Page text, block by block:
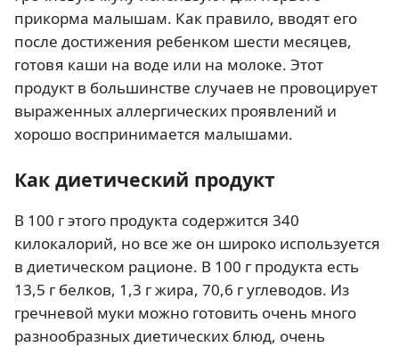
прикорма малышам. Как правило, вводят его
после достижения ребенком шести месяцев,
готовя каши на воде или на молоке. Этот
продукт в большинстве случаев не провоцирует
выраженных аллергических проявлений и
хорошо воспринимается малышами.
Как диетический продукт
В 100 г этого продукта содержится 340
килокалорий, но все же он широко используется
в диетическом рационе. В 100 г продукта есть
13,5 г белков, 1,3 г жира, 70,6 г углеводов. Из
гречневой муки можно готовить очень много
разнообразных диетических блюд, очень